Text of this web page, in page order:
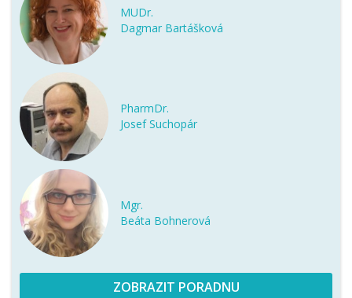
MUDr.
Dagmar Bartášková
PharmDr.
Josef Suchopár
Mgr.
Beáta Bohnerová
ZOBRAZIT PORADNU